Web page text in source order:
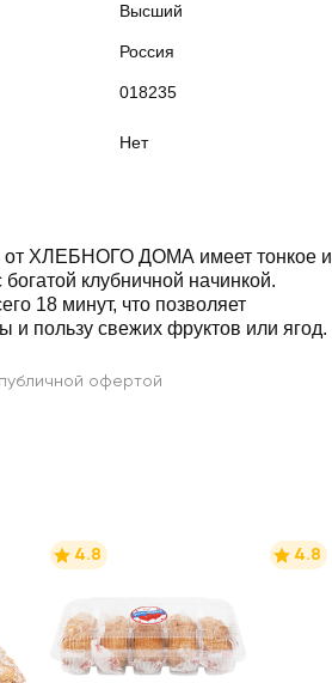
Высший
Россия
018235
Нет
от ХЛЕБНОГО ДОМА имеет тонкое и
клубничной начинкой.
18 минут, что позволяет
и пользу свежих фруктов или ягод.
офертой
4.8 4.8